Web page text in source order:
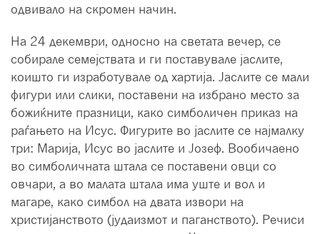
одвивало на скромен начин.
На 24 декември, односно на светата вечер, се
собирале семејствата и ги поставувале јаслите,
коишто ги изработувале од хартија. Јаслите се мали
фигури или слики, поставени на избрано место за
божиќните празници, како симболичен приказ на
раѓањето на Исус. Фигурите во јаслите се најмалку
три: Марија, Исус во јаслите и Јозеф. Вообичаено
во симболичната штала се поставени овци со
овчари, а во малата штала има уште и вол и
магаре, како симбол на двата извори на
христијанството (јудаизмот и паганството). Речиси